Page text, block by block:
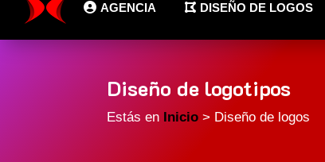
AGENCIA DISEÑO DE LOGOS
Diseño de logotipos
Estás en Inicio> Diseño de logos